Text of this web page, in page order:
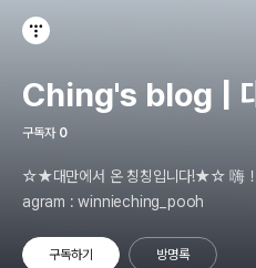
Ching's blog |
구독자 0
☆★대만에서 온 칭칭입니다!★☆ 嗨！我是來自台灣的晴～ Inst
agram : winnieching_pooh
구독하기 방명록